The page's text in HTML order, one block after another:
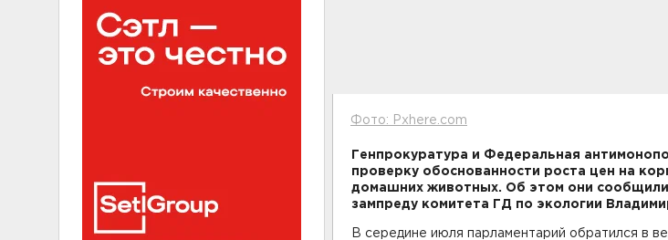
Фото: Pxhere.com
Генпрокуратура и Федеральная
проверку обоснованности роста цен на
домашних животных. Об этом они сообщили
зампреду комитета ГД по экологии
В середине июля парламентарий обратился в